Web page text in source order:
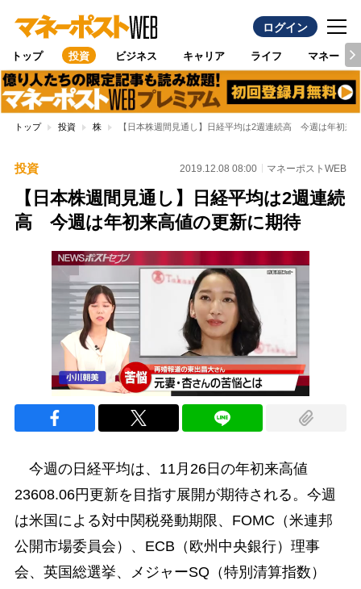
ログイン
トップ 投資 ビジネス キャリア ライフ マネー
トップ 投資 株 【日本株週間見通し】日経平均は2週連続高 今週は年初来
投資 2019.12.08 08:00 マネーポストWEB
【日本株週間見通し】日経平均は2週連続
高 今週は年初来高値の更新に期待
今週の日経平均は、11月26日の年初来高値
23608.06円更新を目指す展開が期待される。今週
は米国による対中関税発動期限、FOMC（米連邦
公開市場委員会）、ECB（欧州中央銀行）理事
会、英国総選挙、メジャーSQ（特別清算指数）